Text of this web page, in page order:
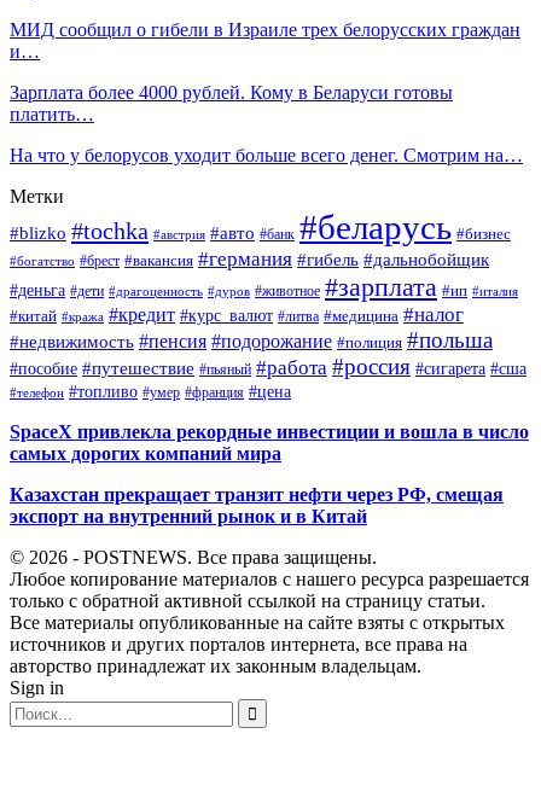
МИД сообщил о гибели в Израиле трех белорусских граждан
и…
Зарплата более 4000 рублей. Кому в Беларуси готовы
платить…
На что у белорусов уходит больше всего денег. Смотрим на…
Метки
#blizko #tochka #австрия #авто #банк #беларусь #бизнес
#богатство #брест #вакансия #германия #гибель #дальнобойщик
#деньга #дети #драгоценность #дуров #животное #зарплата #ип #италия
#китай #кража #кредит #курс_валют #литва #медицина #налог
#недвижимость #пенсия #подорожание #полиция #польша
#пособие #путешествие #пьяный #работа #россия #сигарета #сша
#телефон #топливо #умер #франция #цена
SpaceX привлекла рекордные инвестиции и вошла в число
самых дорогих компаний мира
Казахстан прекращает транзит нефти через РФ, смещая
экспорт на внутренний рынок и в Китай
© 2026 - POSTNEWS. Все права защищены.
Любое копирование материалов с нашего ресурса разрешается
только с обратной активной ссылкой на страницу статьи.
Все материалы опубликованные на сайте взяты с открытых
источников и других порталов интернета, все права на
авторство принадлежат их законным владельцам.
Sign in